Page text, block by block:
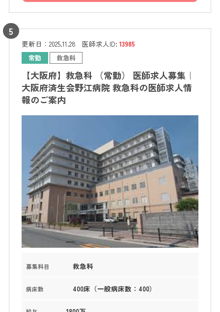
更新日： 2025.11.28 医師求人ID:13985
常勤 救急科
【大阪府】救急科 （常勤） 医師求人募集｜
大阪府済生会野江病院 救急科の医師求人情
報のご案内
募集科目 救急科
病床数 400床（一般病床数：400）